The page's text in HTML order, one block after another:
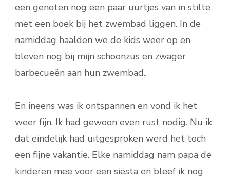
een genoten nog een paar uurtjes van in stilte
met een boek bij het zwembad liggen. In de
namiddag haalden we de kids weer op en
bleven nog bij mijn schoonzus en zwager
barbecueën aan hun zwembad..
En ineens was ik ontspannen en vond ik het
weer fijn. Ik had gewoon even rust nodig. Nu ik
dat eindelijk had uitgesproken werd het toch
een fijne vakantie. Elke namiddag nam papa de
kinderen mee voor een siësta en bleef ik nog